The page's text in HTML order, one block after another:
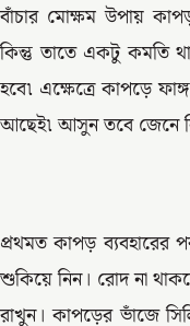
বাঁচার মোক্ষম উপায়
কিন্তু তাতে একটু কমতি
হবে৷ এক্ষেত্রে কাপড়ে
আছেই৷ আসুন তবে জেনে
প্রথমত কাপড় ব্যবহারের
শুকিয়ে নিন। রোদ না
রাখুন। কাপড়ের ভাঁজে